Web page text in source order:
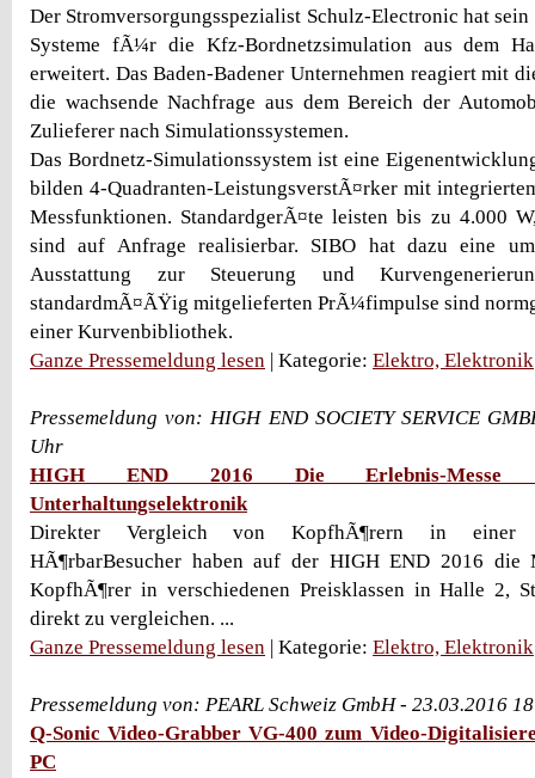
Der Stromversorgungsspezialist Schulz-Electronic hat
Systeme fÃ¼r die Kfz-Bordnetzsimulation aus dem
erweitert. Das Baden-Badener Unternehmen reagiert mit
die wachsende Nachfrage aus dem Bereich der
Zulieferer nach Simulationssystemen.
Das Bordnetz-Simulationssystem ist eine
bilden 4-Quadranten-LeistungsverstÃ¤rker mit
Messfunktionen. StandardgerÃ¤te leisten bis zu 4.000
sind auf Anfrage realisierbar. SIBO hat dazu eine
Ausstattung zur Steuerung und
standardmÃ¤ÃŸig mitgelieferten PrÃ¼fimpulse sind
einer Kurvenbibliothek.
Ganze Pressemeldung lesen | Kategorie: Elektro, Elektronik
Pressemeldung von: HIGH END SOCIETY SERVICE
Uhr
HIGH END 2016 Die Erlebnis-Messe
Unterhaltungselektronik
Direkter Vergleich von KopfhÃ¶rern in einer
HÃ¶rbarBesucher haben auf der HIGH END 2016 die
KopfhÃ¶rer in verschiedenen Preisklassen in Halle 2,
direkt zu vergleichen. ...
Ganze Pressemeldung lesen | Kategorie: Elektro, Elektronik
Pressemeldung von: PEARL Schweiz GmbH - 23.03.2016
Q-Sonic Video-Grabber VG-400 zum Video-
PC